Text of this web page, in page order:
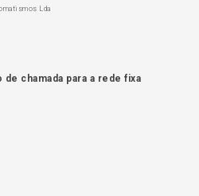
Lda
de c hamada para a rede fixa